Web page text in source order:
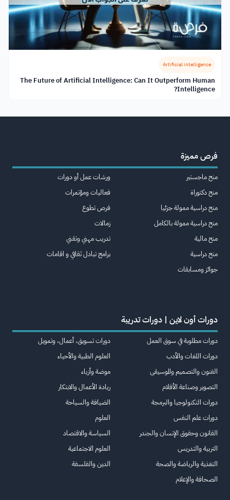
Artificial intelligence
The Future of Artificial Intelligence: Can It Outperform Human
Intelligence?
فرص مميزة
منح ماجستير
منح دكتوراة
منح دراسية ممولة جزئيا
منح دراسية ممولة بالكامل
منح مالية
منح دراسية
جوائز ومسابقات
ورشات عمل أو دورات
فعاليات ومؤتمرات
فرص تطوع
زمالات
تدريب مهني وتقني
برامج تبادل ثقافي و اقامات
دورات أون لاين | دورات تدريبة
دورات مطلوبة في سوق العمل
دورات اللغات والأدب
الفنون والتصميم والموسيقى
التصوير وصناعة الأفلام
دورات التكنولوجيا والبرمجة
دورات علم النفس
القانون وحقوق الإنسان والجندر
التربية والتدريس
التغذية والرياضة والصحة
الصحافة والإعلام
دورات تسويق، أعمال، وتمويل
العلوم الطبية والأحياء
موضة وأزياء
ريادة الأعمال والابتكار
الضيافة والسياحة
العلوم
السياسة والاقتصاد
العلوم الاجتماعية
الدين والفلسفة